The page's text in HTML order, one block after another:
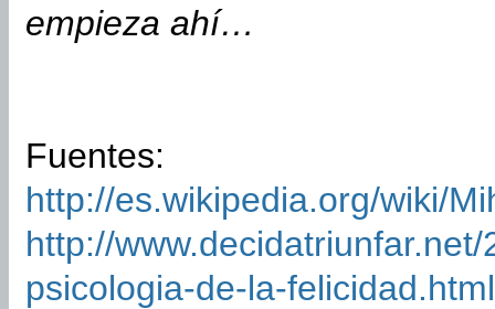
empieza ahí…
Fuentes:
http://es.wikipedia.org/wiki/
http://
psicologia-de-la-felicidad.html